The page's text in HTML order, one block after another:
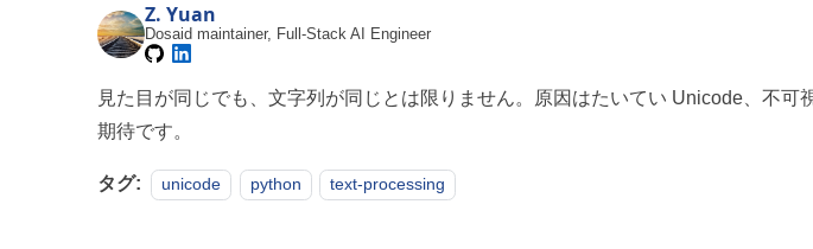
Z. Yuan
Dosaid maintainer, Full-Stack AI Engineer
見た目が同じでも、文字列が同じとは限りません。原因はたいてい Unicode、不可
期待です。
タグ: unicode python text-processing